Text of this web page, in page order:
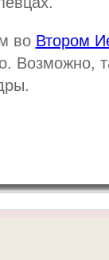
во Втором
Возможно,